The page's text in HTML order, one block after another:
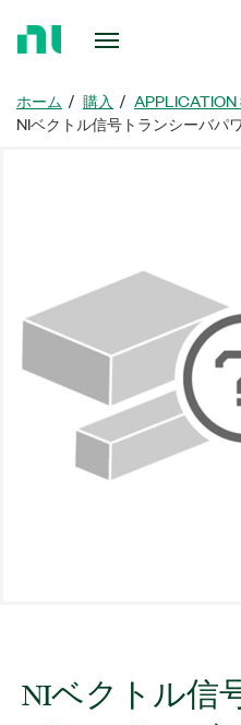
ホーム 購入
APPLICATION
NIベクトル信号トランシーバパ
NIベクトル信